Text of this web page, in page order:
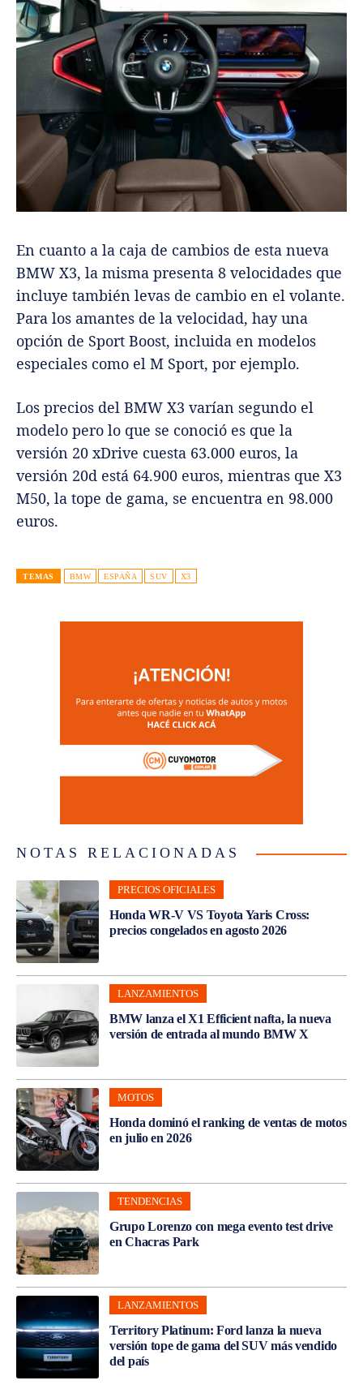
En cuanto a la caja de cambios de esta nueva
BMW X3, la misma presenta 8 velocidades que
incluye también levas de cambio en el volante.
Para los amantes de la velocidad, hay una
opción de Sport Boost, incluida en modelos
especiales como el M Sport, por ejemplo.
Los precios del BMW X3 varían segundo el
modelo pero lo que se conoció es que la
versión 20 xDrive cuesta 63.000 euros, la
versión 20d está 64.900 euros, mientras que X3
M50, la tope de gama, se encuentra en 98.000
euros.
TEMAS BMW ESPAÑA SUV X3
NOTAS RELACIONADAS
PRECIOS OFICIALES
Honda WR-V VS Toyota Yaris Cross:
precios congelados en agosto 2026
LANZAMIENTOS
BMW lanza el X1 Efficient nafta, la nueva
versión de entrada al mundo BMW X
MOTOS
Honda dominó el ranking de ventas de motos
en julio en 2026
TENDENCIAS
Grupo Lorenzo con mega evento test drive
en Chacras Park
LANZAMIENTOS
Territory Platinum: Ford lanza la nueva
versión tope de gama del SUV más vendido
del país